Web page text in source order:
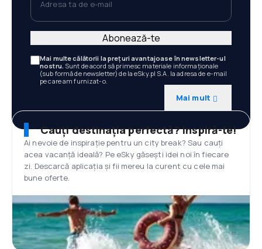
Mai multe călătorii la prețuri avantajoase în newsletter-ul
nostru. Sunt de acord să primesc materiale informaționale
(sub formă de newsletter) de la eSky.pl S.A. la adresa de e-mail
pe care am furnizat-o.
Mai mult
Abonează-te
Cauți destinația perfectă? Inspiră-te!
Ai nevoie de inspirație pentru un city break? Sau cauți
acea vacanță ideală? Pe eSky găsești idei noi în fiecare
zi. Descarcă aplicația și fii mereu la curent cu cele mai
bune oferte.